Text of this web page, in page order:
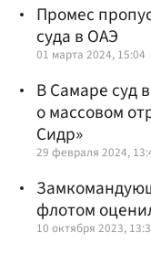
Промес
суда в ОАЭ
01 марта 2024, 15:04
В Самаре суд
о массовом
Сидр»
29 февраля 2024,
флотом
10 октября 2023,